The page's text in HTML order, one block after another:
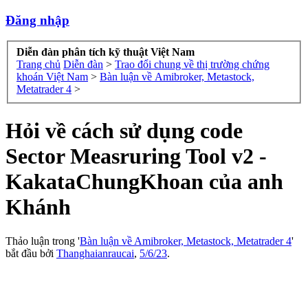
Đăng nhập
Diễn đàn phân tích kỹ thuật Việt Nam
Trang chủ Diễn đàn > Trao đổi chung về thị trường chứng
khoán Việt Nam > Bàn luận về Amibroker, Metastock,
Metatrader 4 >
Hỏi về cách sử dụng code
Sector Measruring Tool v2 -
KakataChungKhoan của anh
Khánh
Thảo luận trong 'Bàn luận về Amibroker, Metastock, Metatrader 4'
bắt đầu bởi Thanghaianraucai, 5/6/23.